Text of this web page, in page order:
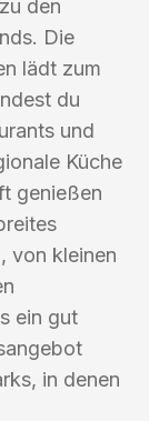
den
Die
lädt zum
du
und
Küche
genießen
von kleinen
ein gut
in denen